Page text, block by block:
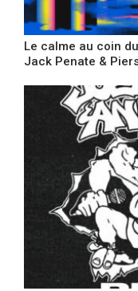
Le calme au coin
Jack Penate &